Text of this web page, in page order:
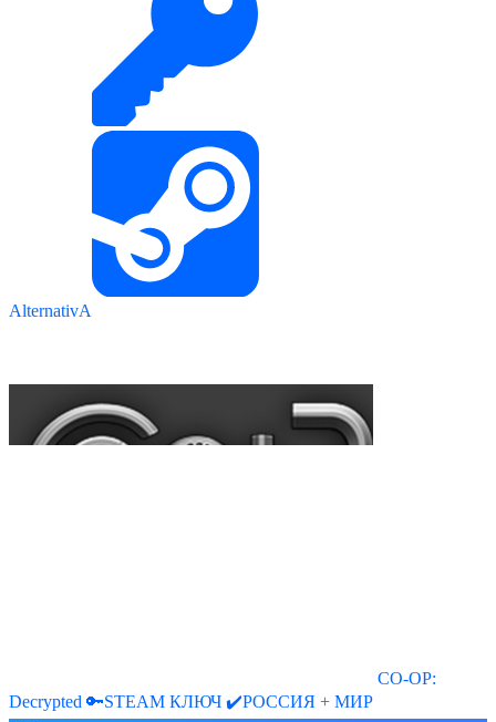
AlternativA
CO-OP:
Decrypted 🔑STEAM КЛЮЧ ✔️РОССИЯ + МИР